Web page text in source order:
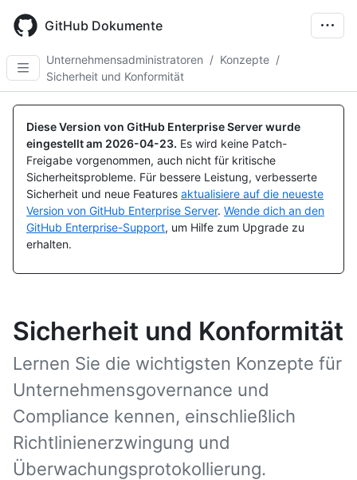
main
content
GitHub Dokumente
Unternehmensadministratoren / Konzepte /
Sicherheit und Konformität
Diese Version von GitHub Enterprise Server wurde
eingestellt am 2026-04-23. Es wird keine Patch-
Freigabe vorgenommen, auch nicht für kritische
Sicherheitsprobleme. Für bessere Leistung, verbesserte
Sicherheit und neue Features aktualisiere auf die neueste
Version von GitHub Enterprise Server. Wende dich an den
GitHub Enterprise-Support, um Hilfe zum Upgrade zu
erhalten.
Sicherheit und Konformität
Lernen Sie die wichtigsten Konzepte für
Unternehmensgovernance und
Compliance kennen, einschließlich
Richtlinienerzwingung und
Überwachungsprotokollierung.